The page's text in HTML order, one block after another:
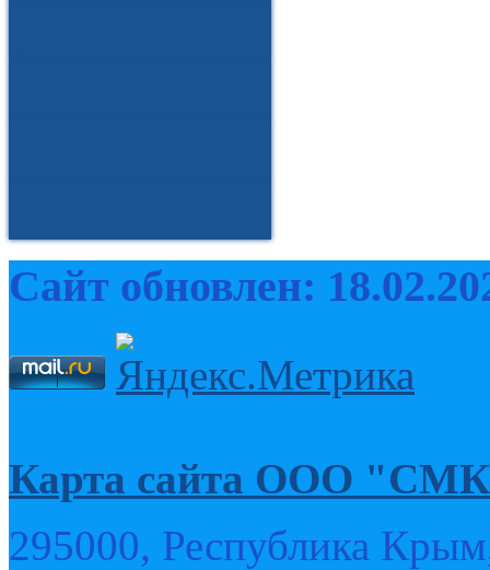
Сайт обновлен:
Карта сайта ООО
295000, Республика